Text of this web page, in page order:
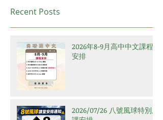
Recent Posts
2026年8-9月高中中文課程
安排
2026/07/26 八號風球特別上